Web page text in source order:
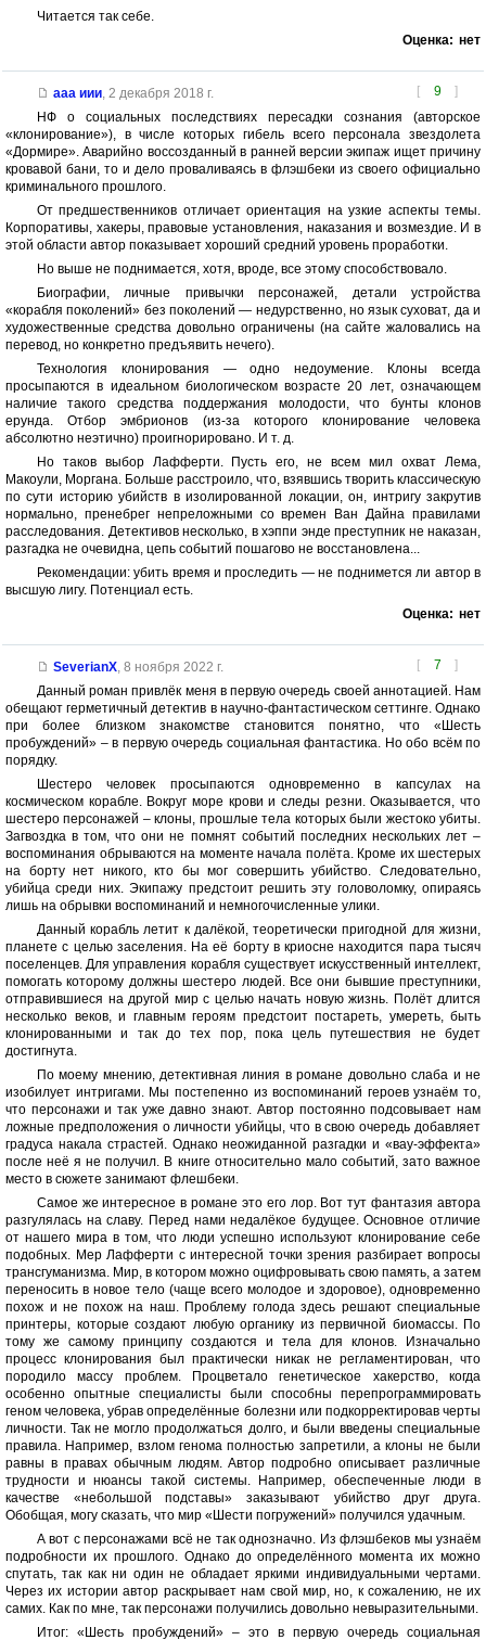
Читается так себе.
Оценка: нет
[ 9 ]
ааа иии, 2 декабря 2018 г.
НФ о социальных последствиях пересадки сознания (авторское
«клонирование»), в числе которых гибель всего персонала звездолета
«Дормире». Аварийно воссозданный в ранней версии экипаж ищет причину
кровавой бани, то и дело проваливаясь в флэшбеки из своего официально
криминального прошлого.
От предшественников отличает ориентация на узкие аспекты темы.
Корпоративы, хакеры, правовые установления, наказания и возмездие. И в
этой области автор показывает хороший средний уровень проработки.
Но выше не поднимается, хотя, вроде, все этому способствовало.
Биографии, личные привычки персонажей, детали устройства
«корабля поколений» без поколений — недурственно, но язык суховат, да и
художественные средства довольно ограничены (на сайте жаловались на
перевод, но конкретно предъявить нечего).
Технология клонирования — одно недоумение. Клоны всегда
просыпаются в идеальном биологическом возрасте 20 лет, означающем
наличие такого средства поддержания молодости, что бунты клонов
ерунда. Отбор эмбрионов (из-за которого клонирование человека
абсолютно неэтично) проигнорировано. И т. д.
Но таков выбор Лафферти. Пусть его, не всем мил охват Лема,
Макоули, Моргана. Больше расстроило, что, взявшись творить классическую
по сути историю убийств в изолированной локации, он, интригу закрутив
нормально, пренебрег непреложными со времен Ван Дайна правилами
расследования. Детективов несколько, в хэппи энде преступник не наказан,
разгадка не очевидна, цепь событий пошагово не восстановлена...
Рекомендации: убить время и проследить — не поднимется ли автор в
высшую лигу. Потенциал есть.
Оценка: нет
[ 7 ]
SeverianX, 8 ноября 2022 г.
Данный роман привлёк меня в первую очередь своей аннотацией. Нам
обещают герметичный детектив в научно-фантастическом сеттинге. Однако
при более близком знакомстве становится понятно, что «Шесть
пробуждений» – в первую очередь социальная фантастика. Но обо всём по
порядку.
Шестеро человек просыпаются одновременно в капсулах на
космическом корабле. Вокруг море крови и следы резни. Оказывается, что
шестеро персонажей – клоны, прошлые тела которых были жестоко убиты.
Загвоздка в том, что они не помнят событий последних нескольких лет –
воспоминания обрываются на моменте начала полёта. Кроме их шестерых
на борту нет никого, кто бы мог совершить убийство. Следовательно,
убийца среди них. Экипажу предстоит решить эту головоломку, опираясь
лишь на обрывки воспоминаний и немногочисленные улики.
Данный корабль летит к далёкой, теоретически пригодной для жизни,
планете с целью заселения. На её борту в криосне находится пара тысяч
поселенцев. Для управления корабля существует искусственный интеллект,
помогать которому должны шестеро людей. Все они бывшие преступники,
отправившиеся на другой мир с целью начать новую жизнь. Полёт длится
несколько веков, и главным героям предстоит постареть, умереть, быть
клонированными и так до тех пор, пока цель путешествия не будет
достигнута.
По моему мнению, детективная линия в романе довольно слаба и не
изобилует интригами. Мы постепенно из воспоминаний героев узнаём то,
что персонажи и так уже давно знают. Автор постоянно подсовывает нам
ложные предположения о личности убийцы, что в свою очередь добавляет
градуса накала страстей. Однако неожиданной разгадки и «вау-эффекта»
после неё я не получил. В книге относительно мало событий, зато важное
место в сюжете занимают флешбеки.
Самое же интересное в романе это его лор. Вот тут фантазия автора
разгулялась на славу. Перед нами недалёкое будущее. Основное отличие
от нашего мира в том, что люди успешно используют клонирование себе
подобных. Мер Лафферти с интересной точки зрения разбирает вопросы
трансгуманизма. Мир, в котором можно оцифровывать свою память, а затем
переносить в новое тело (чаще всего молодое и здоровое), одновременно
похож и не похож на наш. Проблему голода здесь решают специальные
принтеры, которые создают любую органику из первичной биомассы. По
тому же самому принципу создаются и тела для клонов. Изначально
процесс клонирования был практически никак не регламентирован, что
породило массу проблем. Процветало генетическое хакерство, когда
особенно опытные специалисты были способны перепрограммировать
геном человека, убрав определённые болезни или подкорректировав черты
личности. Так не могло продолжаться долго, и были введены специальные
правила. Например, взлом генома полностью запретили, а клоны не были
равны в правах обычным людям. Автор подробно описывает различные
трудности и нюансы такой системы. Например, обеспеченные люди в
качестве «небольшой подставы» заказывают убийство друг друга.
Обобщая, могу сказать, что мир «Шести погружений» получился удачным.
А вот с персонажами всё не так однозначно. Из флэшбеков мы узнаём
подробности их прошлого. Однако до определённого момента их можно
спутать, так как ни один не обладает яркими индивидуальными чертами.
Через их истории автор раскрывает нам свой мир, но, к сожалению, не их
самих. Как по мне, так персонажи получились довольно невыразительными.
Итог: «Шесть пробуждений» – это в первую очередь социальная